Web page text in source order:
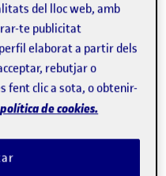
necessària
matrícula.
serveis docents
de la
tractament de dades
aquesta finalitat, que, a
del lloc web, amb
te publicitat
elaborat a partir dels
rebutjar o
fent clic a sota, o obtenir-
política de cookies.